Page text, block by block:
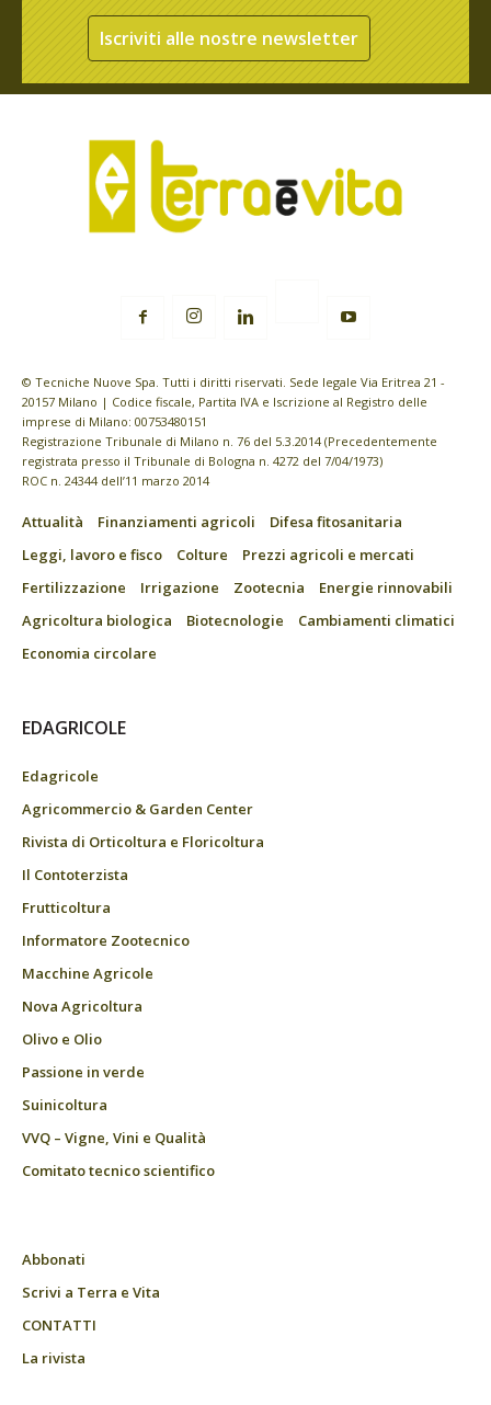
Iscriviti alle nostre newsletter
© Tecniche Nuove Spa. Tutti i diritti riservati. Sede legale Via Eritrea 21 -
20157 Milano | Codice fiscale, Partita IVA e Iscrizione al Registro delle
imprese di Milano: 00753480151
Registrazione Tribunale di Milano n. 76 del 5.3.2014 (Precedentemente
registrata presso il Tribunale di Bologna n. 4272 del 7/04/1973)
ROC n. 24344 dell’11 marzo 2014
Attualità Finanziamenti agricoli
Difesa fitosanitaria
Leggi, lavoro e fisco
Colture
Prezzi agricoli e mercati
Fertilizzazione
Irrigazione Zootecnia
Energie rinnovabili
Agricoltura biologica
Biotecnologie
Cambiamenti climatici
Economia circolare
EDAGRICOLE
Edagricole
Agricommercio & Garden Center
Rivista di Orticoltura e Floricoltura
Il Contoterzista
Frutticoltura
Informatore Zootecnico
Macchine Agricole
Nova Agricoltura
Olivo e Olio
Passione in verde
Suinicoltura
VVQ – Vigne, Vini e Qualità
Comitato tecnico scientifico
Abbonati
Scrivi a Terra e Vita
CONTATTI
La rivista